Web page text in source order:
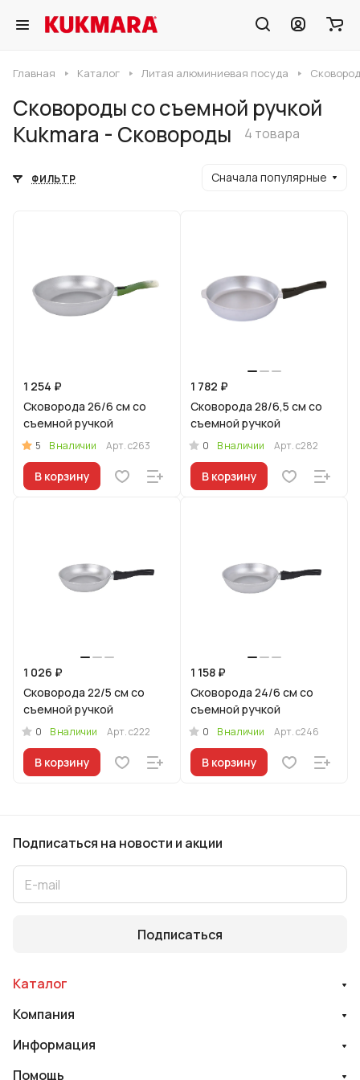
Главная Каталог Литая алюминиевая посуда
Сковороды со съемной ручкой
Kukmara - Сковороды
4 товара
ФИЛЬТР Сначала популярные
1 254 ₽
Сковорода 26/6 см со
съемной ручкой
5 В наличии Арт.с263
В корзину
1 782 ₽
Сковорода 28/6,5 см со
съемной ручкой
0 В наличии Арт.с282
В корзину
1 026 ₽
Сковорода 22/5 см со
съемной ручкой
0 В наличии Арт.с222
В корзину
1 158 ₽
Сковорода 24/6 см со
съемной ручкой
0 В наличии Арт.с246
В корзину
Подписаться на новости и акции
Подписаться
Каталог
Компания
Информация
Помощь